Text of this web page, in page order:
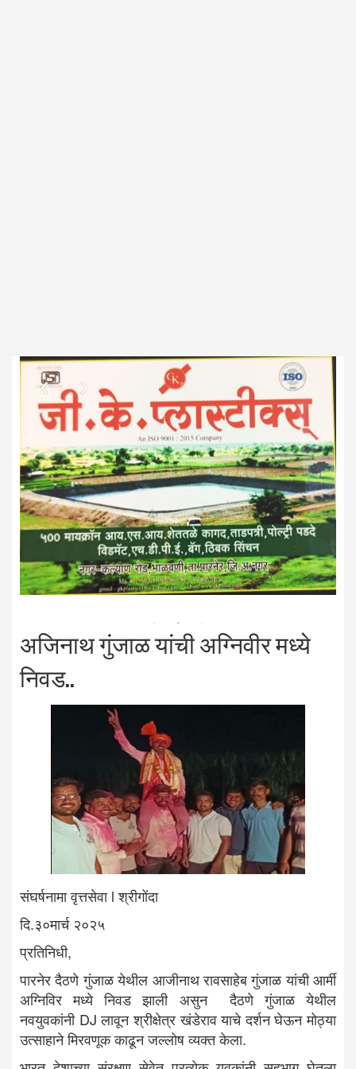
अजिनाथ गुंजाळ यांची अग्निवीर मध्ये
निवड..
संघर्षनामा वृत्तसेवा l श्रीगोंदा
दि.३०मार्च २०२५
प्रतिनिधी,
पारनेर दैठणे गुंजाळ येथील आजीनाथ रावसाहेब गुंजाळ यांची आर्मी
अग्निविर मध्ये निवड झाली असुन दैठणे गुंजाळ येथील
नवयुवकांनी DJ लावून श्रीक्षेत्र खंडेराव याचे दर्शन घेऊन मोठ्या
उत्साहाने मिरवणूक काढून जल्लोष व्यक्त केला.